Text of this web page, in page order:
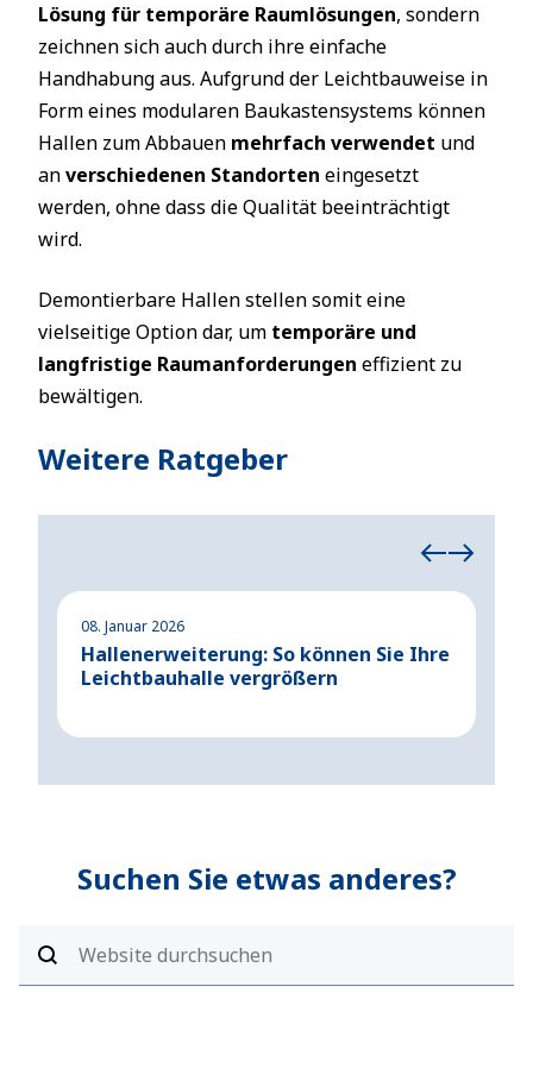
Lösung für temporäre Raumlösungen, sondern
zeichnen sich auch durch ihre einfache
Handhabung aus. Aufgrund der Leichtbauweise in
Form eines modularen Baukastensystems können
Hallen zum Abbauen mehrfach verwendet und
anverschiedenen Standorten eingesetzt
werden, ohne dass die Qualität beeinträchtigt
wird.
Demontierbare Hallen stellen somit eine
vielseitige Option dar, um temporäre und
langfristige Raumanforderungen effizient zu
bewältigen.
Weitere Ratgeber
08. Januar 2026
Hallenerweiterung: So können Sie Ihre
Leichtbauhalle vergrößern
Suchen Sie etwas anderes?